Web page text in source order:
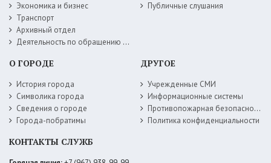
Экономика и бизнес
Транспорт
Архивный отдел
Деятельность по обращению с животными без владельцев
Публичные слушания
О ГОРОДЕ
История города
Символика города
Сведения о городе
Города-побратимы
ДРУГОЕ
Учрежденные СМИ
Информационные системы
Противопожарная безопасность
Политика конфиденциальности
КОНТАКТЫ СЛУЖБ